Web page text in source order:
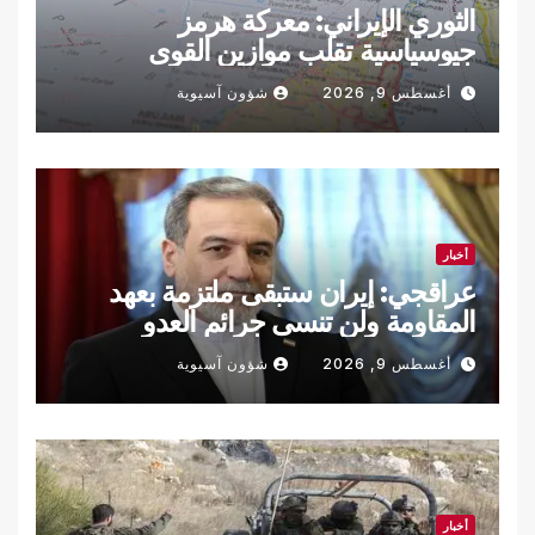
الثوري الإيراني: معركة هرمز
جيوسياسية تقلب موازين القوى
أغسطس 9, 2026 شؤون آسيوية
أخبار
عراقجي: إيران ستبقى ملتزمة بعهد
المقاومة ولن تنسى جرائم العدو
أغسطس 9, 2026 شؤون آسيوية
أخبار